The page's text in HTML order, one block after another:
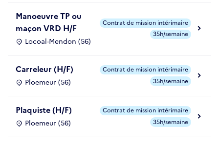
Manoeuvre TP ou
maçon VRD H/F
Locoal-Mendon (56)
Contrat de mission intérimaire
35h/semaine
Carreleur (H/F)
Ploemeur (56)
Contrat de mission intérimaire
35h/semaine
Plaquiste (H/F)
Ploemeur (56)
Contrat de mission intérimaire
35h/semaine